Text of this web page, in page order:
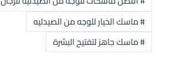
#ماسك الخيار للوجه من الصيدليه
#ماسك جاهز لتفتيح البشرة